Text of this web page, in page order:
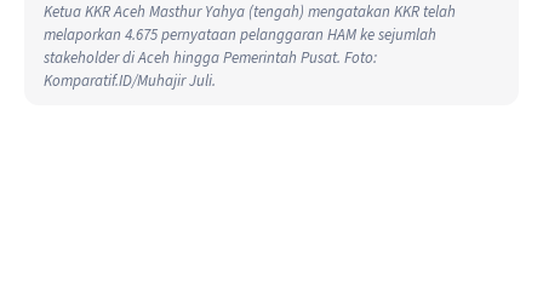
Ketua KKR Aceh Masthur Yahya (tengah) mengatakan KKR telah
melaporkan 4.675 pernyataan pelanggaran HAM ke sejumlah
stakeholder di Aceh hingga Pemerintah Pusat. Foto:
Komparatif.ID/Muhajir Juli.